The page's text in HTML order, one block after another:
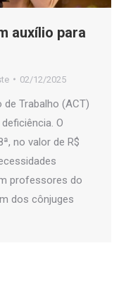
auxílio para
02/12/2025
Trabalho (ACT)
O
no valor de R$
professores do
dos cônjuges